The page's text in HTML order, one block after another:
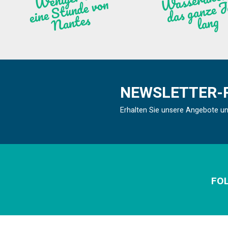
n
ntes ng
NEWSLETTER-
Erhalten Sie unsere Angebote